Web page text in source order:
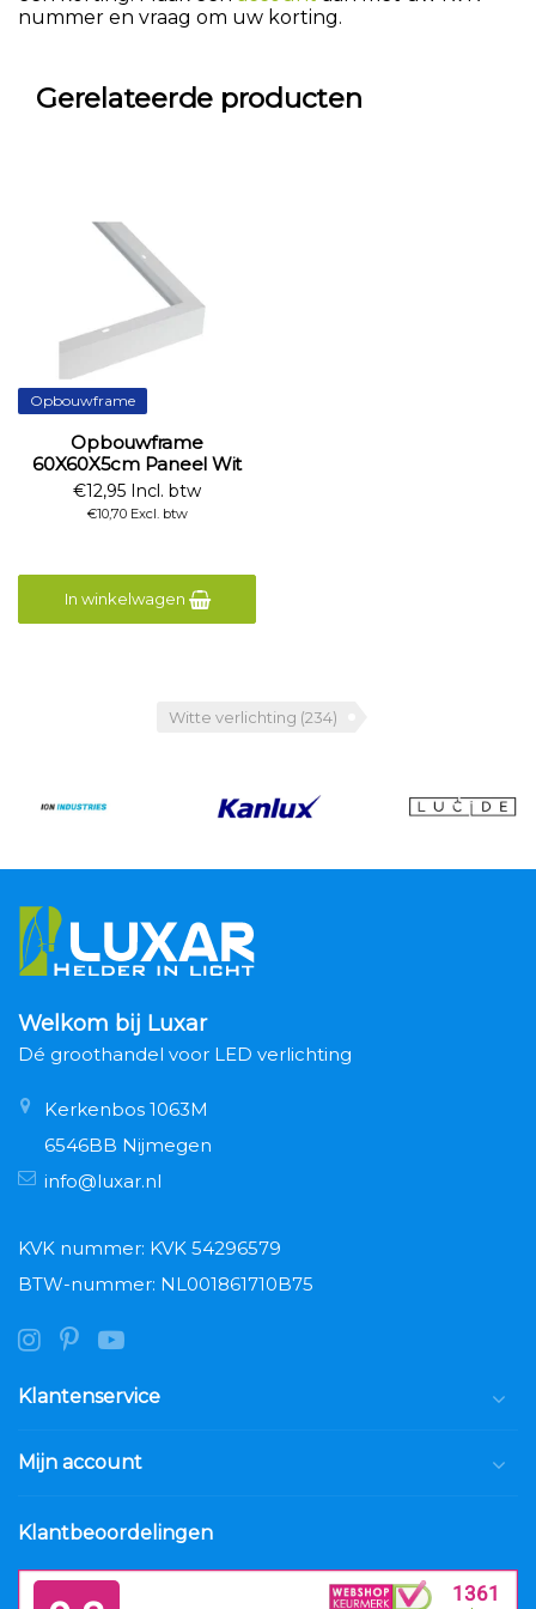
nummer en vraag om uw korting.
Gerelateerde producten
Opbouwframe
Opbouwframe
60X60X5cm Paneel Wit
€12,95 Incl. btw
€10,70 Excl. btw
In winkelwagen
Witte verlichting (234)
Welkom bij Luxar
Dé groothandel voor LED verlichting
Kerkenbos 1063M
6546BB Nijmegen
info@luxar.nl
KVK nummer: KVK 54296579
BTW-nummer: NL001861710B75
Klantenservice
Mijn account
Klantbeoordelingen